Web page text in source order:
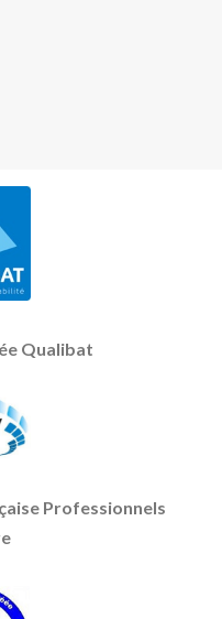
Qualibat
Professionnels